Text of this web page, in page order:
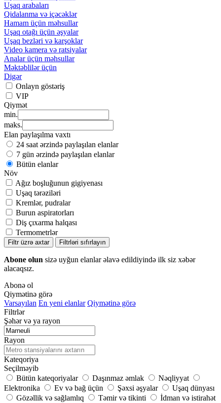
Uşaq arabaları
Qidalanma və içəcəklər
Hamam üçün məhsullar
Uşaq otağı üçün əşyalar
Uşaq bezləri və karşoklar
Video kamera və ratsiyalar
Analar üçün məhsullar
Məktəblilər üçün
Digər
Onlayn göstəriş
VIP
Qiymət
min.
maks.
Elan paylaşılma vaxtı
24 saat ərzində paylaşılan elanlar
7 gün ərzində paylaşılan elanlar
Bütün elanlar
Növ
Ağız boşluğunun gigiyenası
Uşaq tərəziləri
Kremlər, pudralar
Burun aspiratorları
Diş çıxarma halqası
Termometrlər
Filtr üzrə axtar Filtrləri sıfırlayın
Abone olun sizə uyğun elanlar əlavə edildiyində ilk siz xəbər
alacaqsız.
Abonə ol
Qiymətinə görə
Varsayılan En yeni elanlar Qiymətinə görə
Filtrlər
Şəhər və ya rayon
Rayon
Kateqoriya
Seçilməyib
Bütün kateqoriyalar
Daşınmaz əmlak
Nəqliyyat
Elektronika
Ev və bağ üçün Şəxsi əşyalar
Uşaq dünyası
Gözəllik və sağlamlıq
Təmir və tikinti
İdman və istirahət